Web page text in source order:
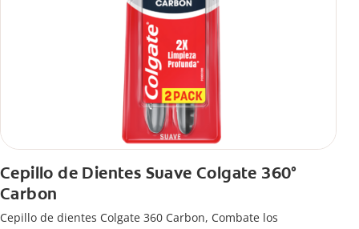
Cepillo de Dientes Suave Colgate 360°
Carbon
Cepillo de dientes Colgate 360 ​​Carbon, Combate los